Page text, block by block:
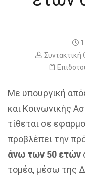
1
Με υπουργική
και Κοινωνικής
τίθεται σε
προβλέπει την
άνω των 50 ετών
τομέα, μέσω της